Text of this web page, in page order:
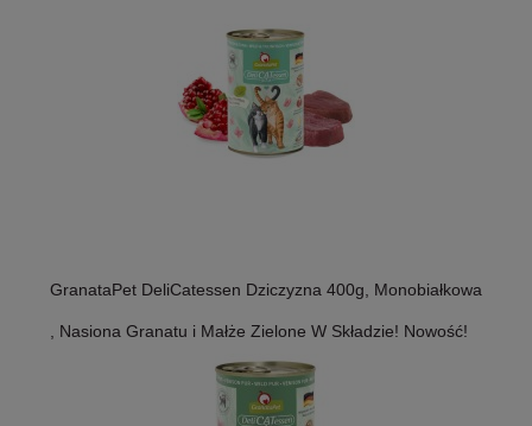
GranataPet DeliCatessen Dziczyzna 400g, Monobiałkowa
, Nasiona Granatu i Małże Zielone W Składzie! Nowość!